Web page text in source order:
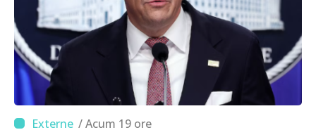
/ Acum 19 ore